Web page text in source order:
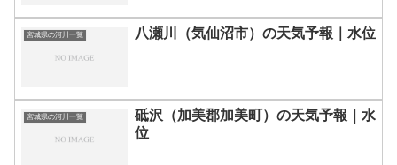
宮城県の河川一覧 八瀬川（気仙沼市）の天気予報｜水位
宮城県の河川一覧
砥沢（加美郡加美町）の天気予報｜水
位